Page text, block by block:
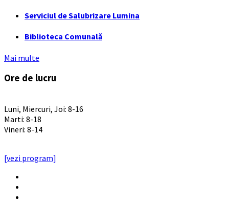
Serviciul de Salubrizare Lumina
Biblioteca Comunală
Mai multe
Ore de lucru
Luni, Miercuri, Joi: 8-16
Marti: 8-18
Vineri: 8-14
[vezi program]